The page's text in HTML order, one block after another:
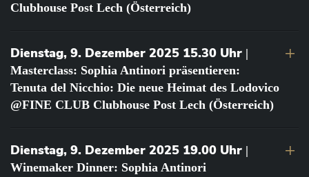
Clubhouse Post Lech (Österreich)
Dienstag, 9. Dezember 2025 15.30 Uhr |
Masterclass: Sophia Antinori präsentieren:
Tenuta del Nicchio: Die neue Heimat des Lodovico
@FINE CLUB Clubhouse Post Lech (Österreich)
Dienstag, 9. Dezember 2025 19.00 Uhr |
Winemaker Dinner: Sophia Antinori